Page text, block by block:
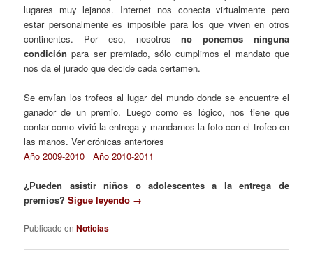
lugares muy lejanos. Internet nos conecta virtualmente pero
estar personalmente es imposible para los que viven en otros
continentes. Por eso, nosotrosno ponemos ninguna
condición para ser premiado, sólo cumplimos el mandato que
nos da el jurado que decide cada certamen.
Se envían los trofeos al lugar del mundo donde se encuentre el
ganador de un premio. Luego como es lógico, nos tiene que
contar como vivió la entrega y mandarnos la foto con el trofeo en
las manos. Ver crónicas anteriores
Año 2009-2010
Año 2010-2011
¿Pueden asistir niños o adolescentes a la entrega de
premios?Sigue leyendo →
Publicado en Noticias